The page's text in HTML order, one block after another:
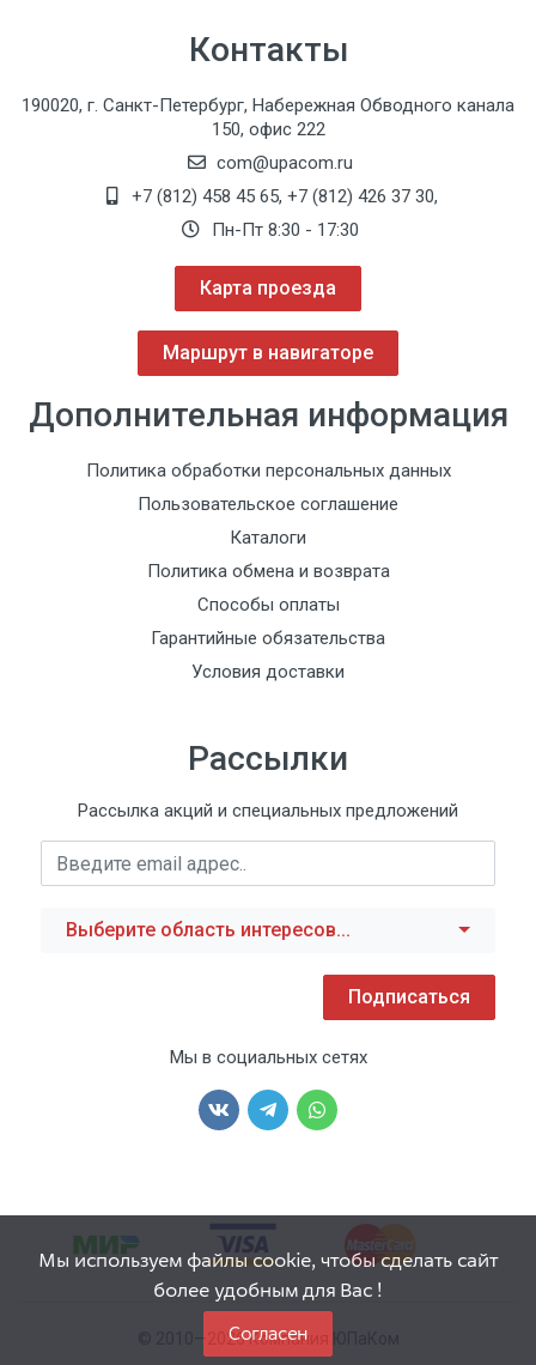
Контакты
190020, г. Санкт-Петербург, Набережная Обводного канала
150, офис 222
com@upacom.ru
+7 (812) 458 45 65, +7 (812) 426 37 30,
Пн-Пт 8:30 - 17:30
Карта проезда
Маршрут в навигаторе
Дополнительная информация
Политика обработки персональных данных
Пользовательское соглашение
Каталоги
Политика обмена и возврата
Способы оплаты
Гарантийные обязательства
Условия доставки
Рассылки
Рассылка акций и специальных предложений
Выберите область интересов...
Подписаться
Мы в социальных сетях
© 2010—2026 Компания ЮПаКом
Мы используем файлы cookie, чтобы сделать сайт
более удобным для Вас !
Согласен